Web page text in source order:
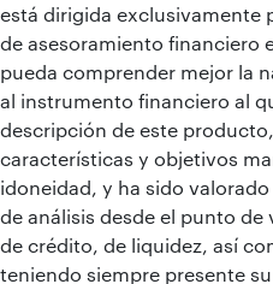
está dirigida exclusivamente
de asesoramiento financiero
pueda comprender mejor la
al instrumento financiero al
descripción de este
características y objetivos
idoneidad, y ha sido
de análisis desde el punto de
de crédito, de liquidez, así
teniendo siempre presente